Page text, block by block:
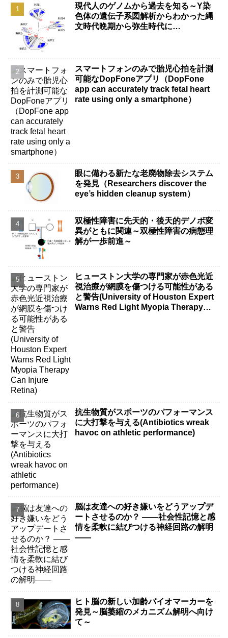
現代人のゲノムから過去を知る～Y染
色体の遺伝子系図解析からわかった縄
文時代晩期から弥生時代に…
スマートフォンのみで胎児心拍を計測
可能なDopFoneアプリ（DopFone
app can accurately track fetal heart
rate using only a smartphone）
眼に備わる新たな老廃物除去システム
を発見（Researchers discover the
eye’s hidden cleanup system）
双極性障害に先天的・後天的デノボ変
異がともに関連～双極性障害の病態理
解が一歩前進～
ヒューストン大学の専門家が赤色光近
視治療が網膜を傷つける可能性がある
と警告(University of Houston Expert
Warns Red Light Myopia Therapy
抗生物質がスポーツのパフォーマンス
に大打撃を与える(Antibiotics wreak
havoc on athletic performance)
脳は友達への好き嫌いをどうアップデ
ートさせるのか？ ――社会性記憶と感
情を柔軟に結びつける神経回路の解明
――
ヒト脳の新しい加齢バイオマーカーを
発見～脳萎縮のメカニズム解明へ向け
て～